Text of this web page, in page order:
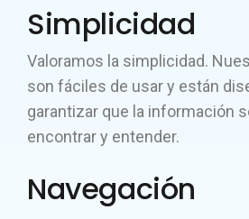
Simplicidad
Valoramos la simplicidad.
son fáciles de usar y están
garantizar que la información
encontrar y entender.
Navegación